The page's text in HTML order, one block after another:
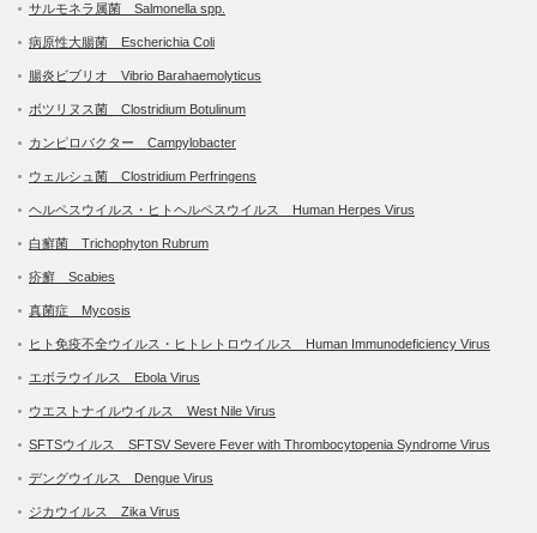
サルモネラ属菌 Salmonella spp.
病原性大腸菌 Escherichia Coli
腸炎ビブリオ Vibrio Barahaemolyticus
ボツリヌス菌 Clostridium Botulinum
カンピロバクター Campylobacter
ウェルシュ菌 Clostridium Perfringens
ヘルペスウイルス・ヒトヘルペスウイルス Human Herpes Virus
白癬菌 Trichophyton Rubrum
疥癬 Scabies
真菌症 Mycosis
ヒト免疫不全ウイルス・ヒトレトロウイルス Human Immunodeficiency Virus
エボラウイルス Ebola Virus
ウエストナイルウイルス West Nile Virus
SFTSウイルス SFTSV Severe Fever with Thrombocytopenia Syndrome Virus
デングウイルス Dengue Virus
ジカウイルス Zika Virus